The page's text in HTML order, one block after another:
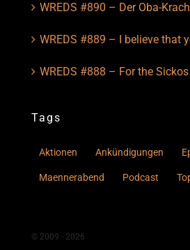
WREDS #890 – Der Oba-
WREDS #889 – I believe that
WREDS #888 – For the Sickos
Tags
Aktionen Ankündigungen
Maennerabend Podcast
© 2009 - 2026